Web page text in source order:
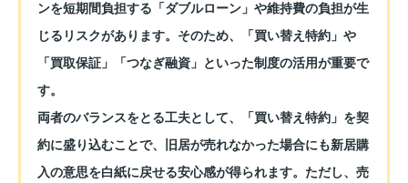
ンを短期間負担する「ダブルローン」や維持費の負担が生
じるリスクがあります。そのため、「買い替え特約」や
「買取保証」「つなぎ融資」といった制度の活用が重要で
す。
両者のバランスをとる工夫として、「買い替え特約」を契
約に盛り込むことで、旧居が売れなかった場合にも新居購
入の意思を白紙に戻せる安心感が得られます。ただし、売